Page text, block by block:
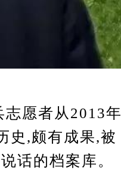
愿者从2013年
史,颇有成果,被
话的档案库。